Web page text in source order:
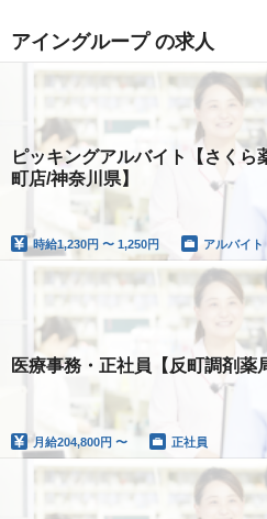
アイングループ の求人
ピッキングアルバイト【さく
町店/神奈川県】
時給1,230円 〜 1,250円 アルバイト
医療事務・正社員【反町調剤薬
月給204,800円 〜 正社員